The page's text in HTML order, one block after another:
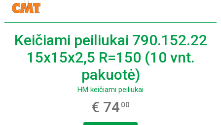
Keičiami peiliukai 790.152.22
15x15x2,5 R=150 (10 vnt.
pakuotė)
HM keičiami peiliukai
€ 74 00